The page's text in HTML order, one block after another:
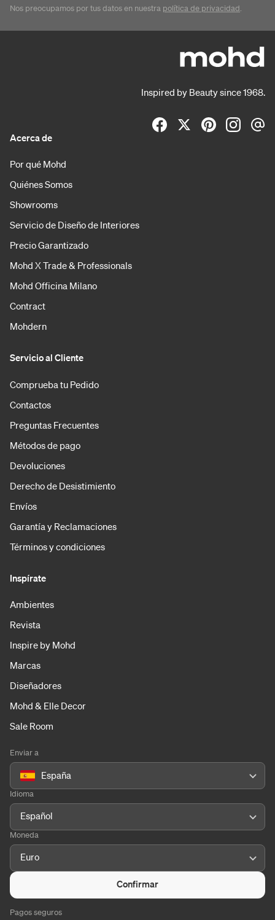
Nos preocupamos por tus datos en nuestra política de privacidad.
Inspired by Beauty since 1968.
Acerca de
Por qué Mohd
Quiénes Somos
Showrooms
Servicio de Diseño de Interiores
Precio Garantizado
Mohd X Trade & Professionals
Mohd Officina Milano
Contract
Mohdern
Servicio al Cliente
Comprueba tu Pedido
Contactos
Preguntas Frecuentes
Métodos de pago
Devoluciones
Derecho de Desistimiento
Envíos
Garantía y Reclamaciones
Términos y condiciones
Inspírate
Ambientes
Revista
Inspire by Mohd
Marcas
Diseñadores
Mohd & Elle Decor
Sale Room
Enviar a
España
Idioma
Español
Moneda
Euro
Confirmar
Pagos seguros